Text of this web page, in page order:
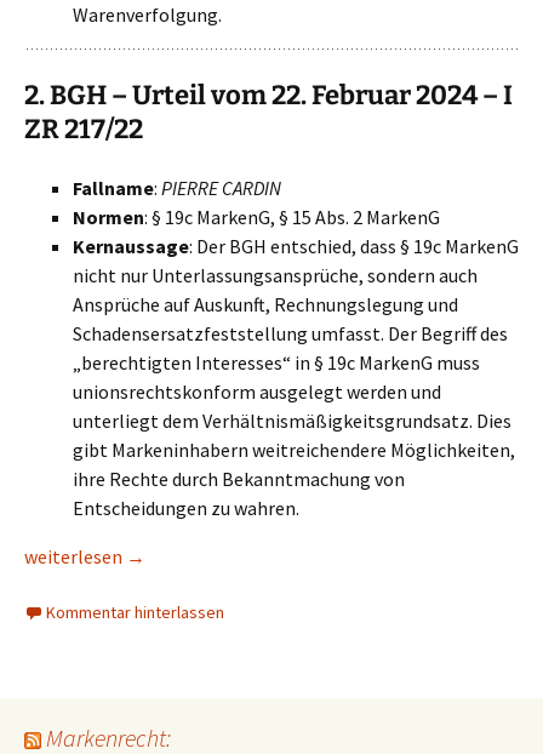
Warenverfolgung.
2. BGH – Urteil vom 22. Februar 2024 – I
ZR 217/22
Fallname: PIERRE CARDIN
Normen: § 19c MarkenG, § 15 Abs. 2 MarkenG
Kernaussage: Der BGH entschied, dass § 19c MarkenG
nicht nur Unterlassungsansprüche, sondern auch
Ansprüche auf Auskunft, Rechnungslegung und
Schadensersatzfeststellung umfasst. Der Begriff des
„berechtigten Interesses“ in § 19c MarkenG muss
unionsrechtskonform ausgelegt werden und
unterliegt dem Verhältnismäßigkeitsgrundsatz. Dies
gibt Markeninhabern weitreichendere Möglichkeiten,
ihre Rechte durch Bekanntmachung von
Entscheidungen zu wahren.
Bedeutende Entscheidungen zum Markenrecht aus 2024
weiterlesen →
Kommentar hinterlassen
Markenrecht: